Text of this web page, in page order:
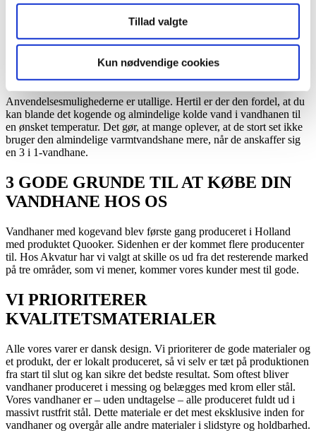
Tillad valgte
Kun nødvendige cookies
Skolde skærebrætter, opvaskebørste, karklude m.m.
Skylle køkkenkniven, så den er klar til at skære i noget andet
Skylle stegepanden af, når du har brugt den til f.eks.
frikadellerne
Anvendelsesmulighederne er utallige. Hertil er der den fordel, at du
kan blande det kogende og almindelige kolde vand i vandhanen til
en ønsket temperatur. Det gør, at mange oplever, at de stort set ikke
bruger den almindelige varmtvandshane mere, når de anskaffer sig
en 3 i 1-vandhane.
3 GODE GRUNDE TIL AT KØBE DIN
VANDHANE HOS OS
Vandhaner med kogevand blev første gang produceret i Holland
med produktet Quooker. Sidenhen er der kommet flere producenter
til. Hos Akvatur har vi valgt at skille os ud fra det resterende marked
på tre områder, som vi mener, kommer vores kunder mest til gode.
VI PRIORITERER
KVALITETSMATERIALER
Alle vores varer er dansk design. Vi prioriterer de gode materialer og
et produkt, der er lokalt produceret, så vi selv er tæt på produktionen
fra start til slut og kan sikre det bedste resultat. Som oftest bliver
vandhaner produceret i messing og belægges med krom eller stål.
Vores vandhaner er – uden undtagelse – alle produceret fuldt ud i
massivt rustfrit stål. Dette materiale er det mest eksklusive inden for
vandhaner og overgår alle andre materialer i slidstyre og holdbarhed.